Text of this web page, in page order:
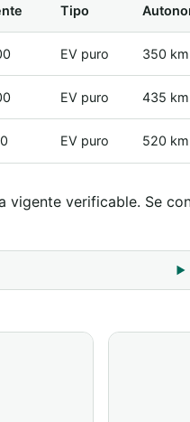
Tipo
EV puro 350 km
EV puro 435 km
EV puro 520 km
vigente verificable. Se